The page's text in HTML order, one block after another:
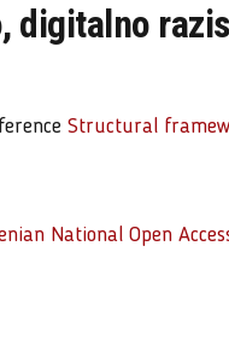
digitalno
Structural
National Open